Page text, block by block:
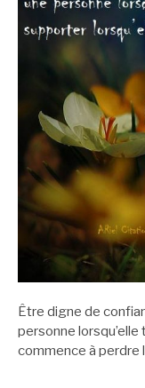
Être digne de
personne lorsqu’elle
commence à perdre